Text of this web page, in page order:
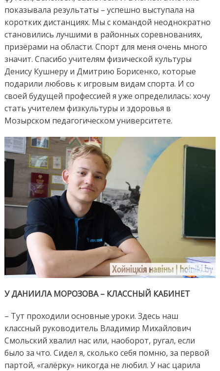
показывала результаты – успешно выступала на
коротких дистанциях. Мы с командой неоднократно
становились лучшими в районных соревнованиях,
призёрами на области. Спорт для меня очень много
значит. Спасибо учителям физической культуры
Денису Кушнеру и Дмитрию Борисенко, которые
подарили любовь к игровым видам спорта. И со
своей будущей профессией я уже определилась: хочу
стать учителем физкультуры и здоровья в
Мозырском педагогическом университете.
У ДАНИИЛА МОРОЗОВА – КЛАССНЫЙ КАБИНЕТ
– Тут проходили основные уроки. Здесь наш
классный руководитель Владимир Михайлович
Смольский хвалил нас или, наоборот, ругал, если
было за что. Сидел я, сколько себя помню, за первой
партой, «галёрку» никогда не любил. У нас царила